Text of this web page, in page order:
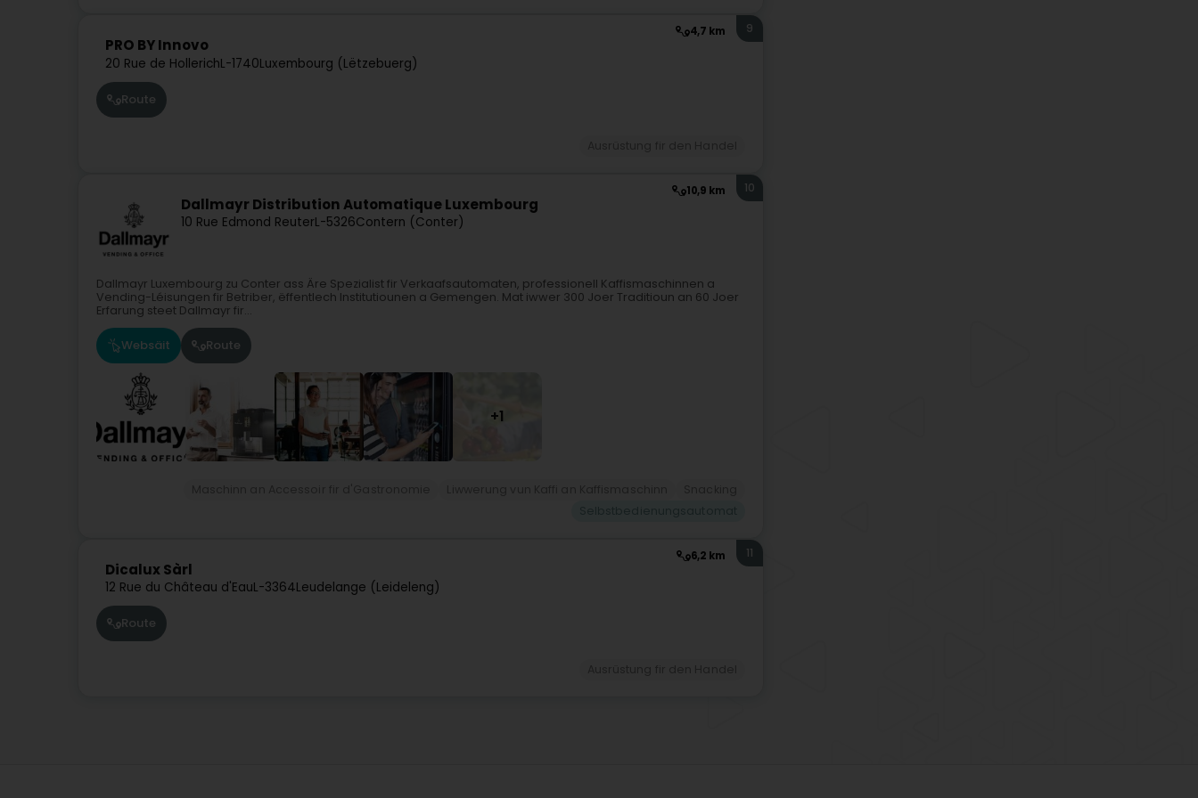
4,7 km
PRO BY Innovo
20 Rue de HollerichL-1740Luxembourg (Lëtzebuerg)
9
Route
10,9 km
Dallmayr Distribution Automatique Luxembourg
10 Rue Edmond ReuterL-5326Contern (Conter)
10
Dallmayr Luxembourg zu Conter ass Äre Spezialist fir Verkaafsautomaten, professionell Kaffismaschinnen a
Vending-Léisungen fir Betriber, ëffentlech Institutiounen a Gemengen. Mat iwwer 300 Joer Traditioun an 60 Joer
Erfarung steet Dallmayr fir...
Websäit Route
+1
6,2 km
Dicalux Sàrl
12 Rue du Château d'EauL-3364Leudelange (Leideleng)
11
Route